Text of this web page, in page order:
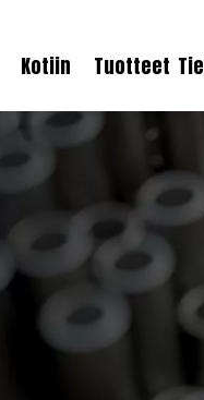
Kotiin Tuotteet